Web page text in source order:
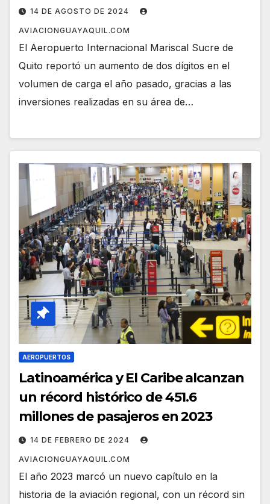
14 DE AGOSTO DE 2024
AVIACIONGUAYAQUIL.COM
El Aeropuerto Internacional Mariscal Sucre de
Quito reportó un aumento de dos dígitos en el
volumen de carga el año pasado, gracias a las
inversiones realizadas en su área de…
AEROPUERTOS
Latinoamérica y El Caribe alcanzan
un récord histórico de 451.6
millones de pasajeros en 2023
14 DE FEBRERO DE 2024
AVIACIONGUAYAQUIL.COM
El año 2023 marcó un nuevo capítulo en la
historia de la aviación regional, con un récord sin